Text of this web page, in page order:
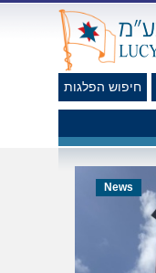
חיפוש הפלגות
News